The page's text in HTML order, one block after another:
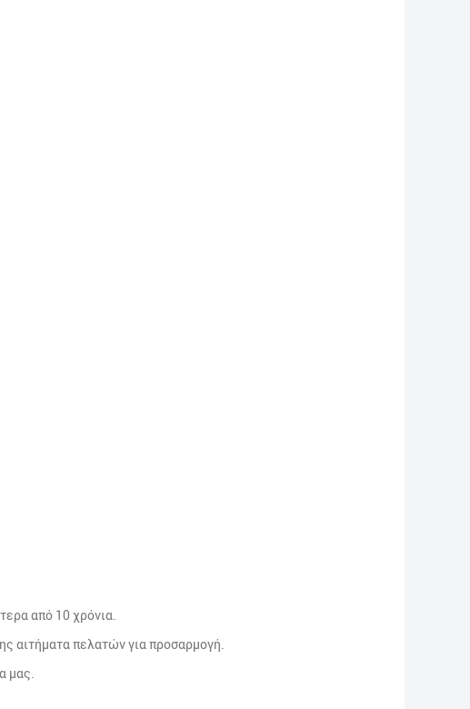
από 10 χρόνια.
αιτήματα πελατών για προσαρμογή.
μας.